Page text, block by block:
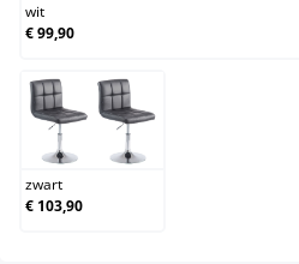
wit
€ 99,90
zwart
zwart
€ 103,90